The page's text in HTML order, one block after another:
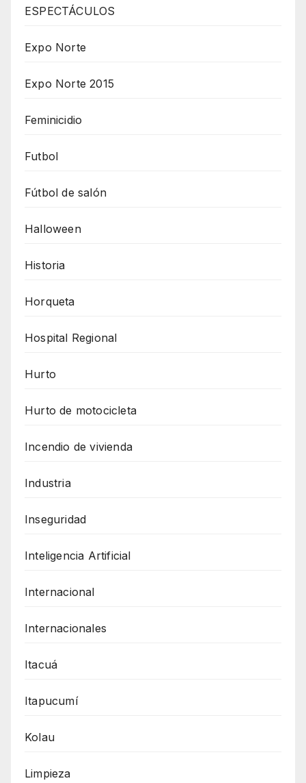
ESPECTÁCULOS
Expo Norte
Expo Norte 2015
Feminicidio
Futbol
Fútbol de salón
Halloween
Historia
Horqueta
Hospital Regional
Hurto
Hurto de motocicleta
Incendio de vivienda
Industria
Inseguridad
Inteligencia Artificial
Internacional
Internacionales
Itacuá
Itapucumí
Kolau
Limpieza